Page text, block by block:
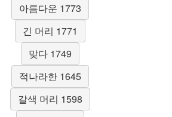
아름다운 1773
긴 머리 1771
맞다 1749
적나라한 1645
갈색 머리 1598